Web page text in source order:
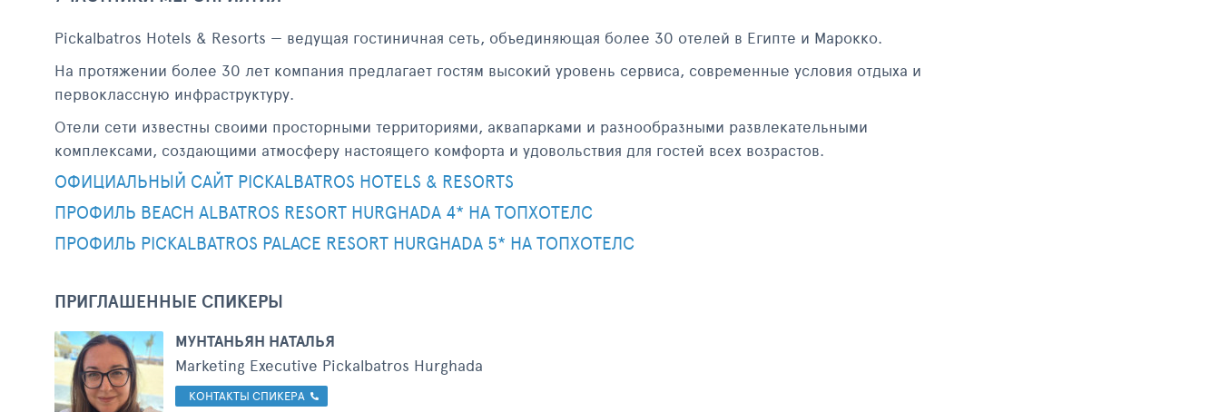
Pickalbatros Hotels & Resorts — ведущая гостиничная сеть, объединяющая более 30 отелей в Египте и Марокко.
На протяжении более 30 лет компания предлагает гостям высокий уровень сервиса, современные условия отдыха и
первоклассную инфраструктуру.
Отели сети известны своими просторными территориями, аквапарками и разнообразными развлекательными
комплексами, создающими атмосферу настоящего комфорта и удовольствия для гостей всех возрастов.
ОФИЦИАЛЬНЫЙ САЙТ PICKALBATROS HOTELS & RESORTS
ПРОФИЛЬ BEACH ALBATROS RESORT HURGHADA 4* НА ТОПХОТЕЛС
ПРОФИЛЬ PICKALBATROS PALACE RESORT HURGHADA 5* НА ТОПХОТЕЛС
ПРИГЛАШЕННЫЕ СПИКЕРЫ
МУНТАНЬЯН НАТАЛЬЯ
Marketing Executive Pickalbatros Hurghada
КОНТАКТЫ СПИКЕРА